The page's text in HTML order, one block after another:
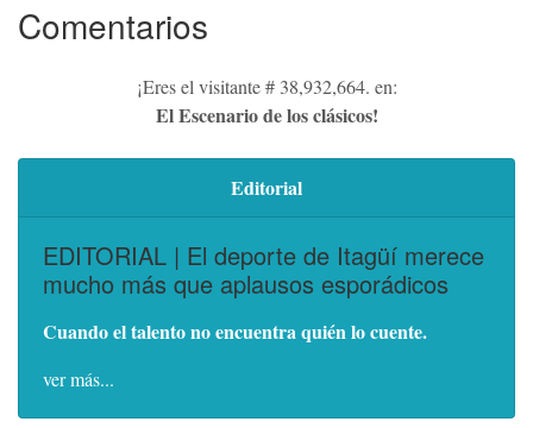
Comentarios
¡Eres el visitante # 38,932,664. en:
El Escenario de los clásicos!
Editorial
EDITORIAL | El deporte de Itagüí merece
mucho más que aplausos esporádicos
Cuando el talento no encuentra quién lo cuente.
ver más...